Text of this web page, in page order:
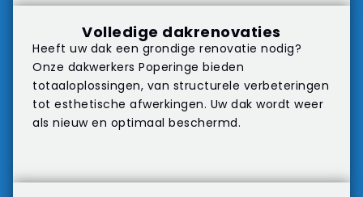
Volledige dakrenovaties
Heeft uw dak een grondige renovatie nodig?
Onze dakwerkers Poperinge bieden
totaaloplossingen, van structurele verbeteringen
tot esthetische afwerkingen. Uw dak wordt weer
als nieuw en optimaal beschermd.